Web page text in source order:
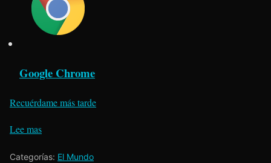
Google Chrome
Recuérdame más tarde
Lee mas
Categorías: El Mundo